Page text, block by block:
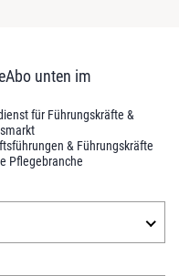
unten im
für Führungskräfte &
& Führungskräfte
Pflegebranche